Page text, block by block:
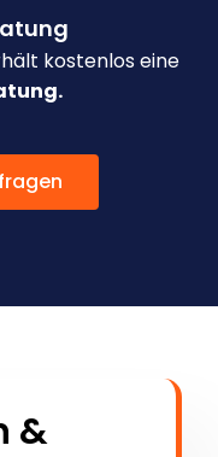
kostenlos eine
&